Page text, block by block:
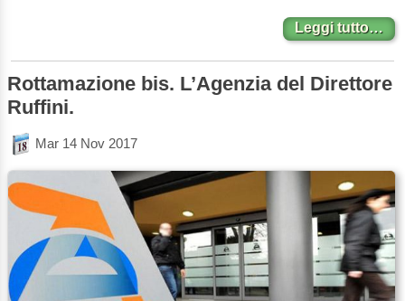
Leggi tutto…
Rottamazione bis. L’Agenzia del Direttore
Ruffini.
Mar 14 Nov 2017